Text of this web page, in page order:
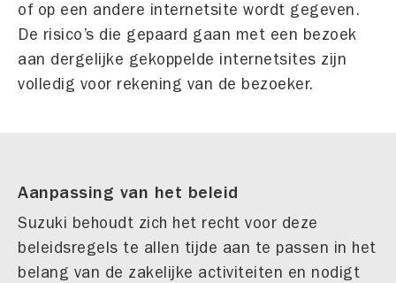
of op een andere internetsite wordt gegeven.
De risico’s die gepaard gaan met een bezoek
aan dergelijke gekoppelde internetsites zijn
volledig voor rekening van de bezoeker.
Aanpassing van het beleid
Suzuki behoudt zich het recht voor deze
beleidsregels te allen tijde aan te passen in het
belang van de zakelijke activiteiten en nodigt